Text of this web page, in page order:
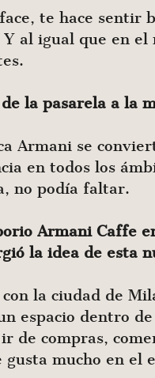
te hace sentir
al igual que en
la pasarela a la
Armani se
en todos los
no podía faltar.
Armani Caffe
la idea de esta
la ciudad de
espacio dentro
de compras,
mucho en el